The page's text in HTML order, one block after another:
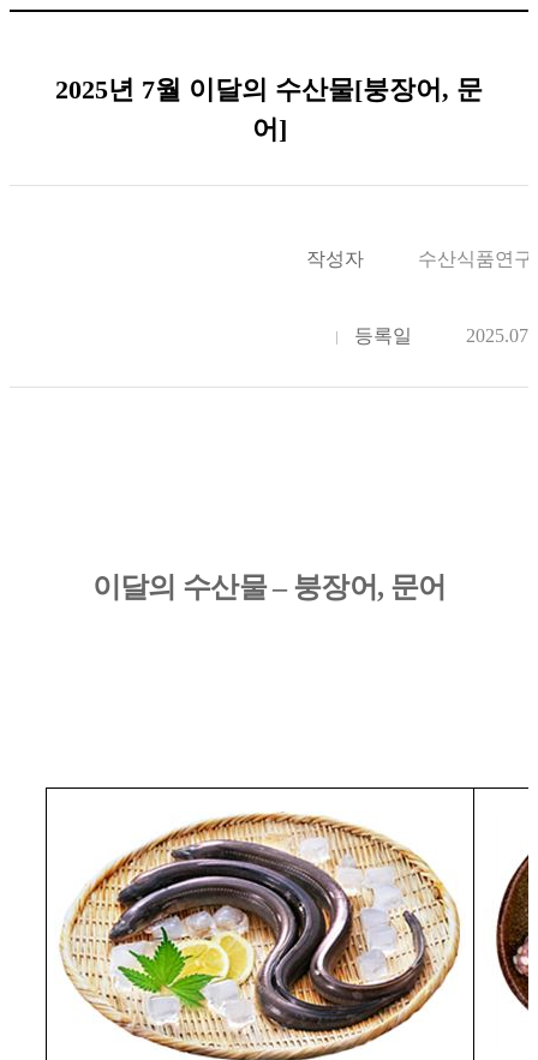
2025년 7월 이달의 수산물[붕장어, 문
어]
작성자 수산식품연구
등록일
이달의 수산물–붕장어, 문어